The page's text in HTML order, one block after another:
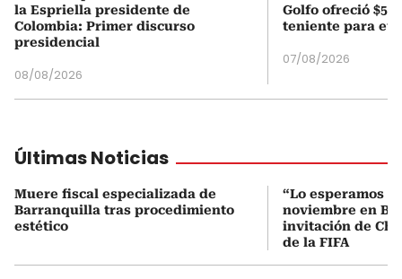
la Espriella presidente de
Colombia: Primer discurso
presidencial
08/08/2026
Golfo ofreció
teniente para
07/08/2026
Últimas Noticias
Muere fiscal especializada de
Barranquilla tras procedimiento
estético
“Lo esperamos el
noviembre en
invitación de
de la FIFA